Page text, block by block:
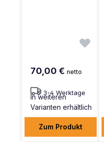
70,00 € netto
3-4 Werktage
In weiteren
Varianten erhältlich
Zum Produkt